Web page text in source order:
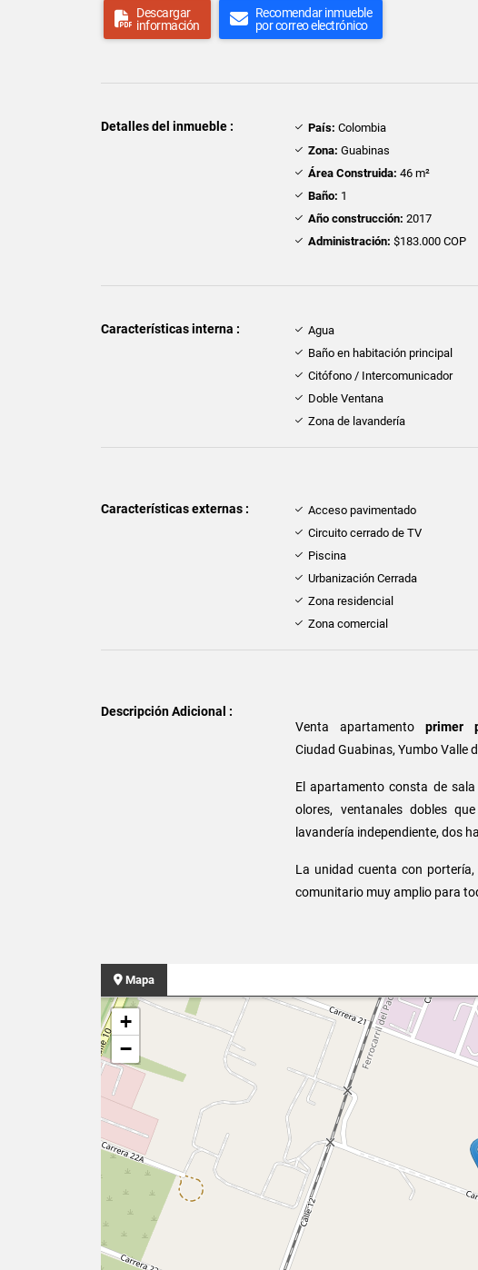
Descargar
información
Recomendar inmueble
por correo electrónico
Detalles del inmueble : País: Colombia
Zona: Guabinas
Área Construida: 46 m²
Baño: 1
Año construcción: 2017
Administración: $183.000 COP
Características interna : Agua
Baño en habitación principal
Citófono / Intercomunicador
Doble Ventana
Zona de lavandería
Características externas : Acceso pavimentado
Circuito cerrado de TV
Piscina
Urbanización Cerrada
Zona residencial
Zona comercial
Descripción Adicional :
Venta apartamento primer
Ciudad Guabinas, Yumbo Valle
El apartamento consta de
olores, ventanales dobles
lavandería independiente, dos
La unidad cuenta con
comunitario muy amplio para
Mapa
+
−